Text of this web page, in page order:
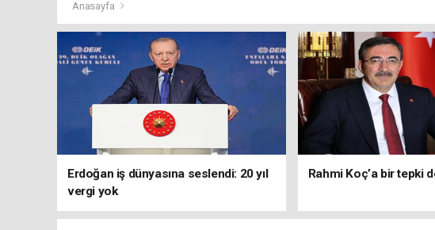
Anasayfa
Erdoğan iş dünyasına seslendi: 20 yıl
vergi yok
Rahmi Koç’a bir tepki